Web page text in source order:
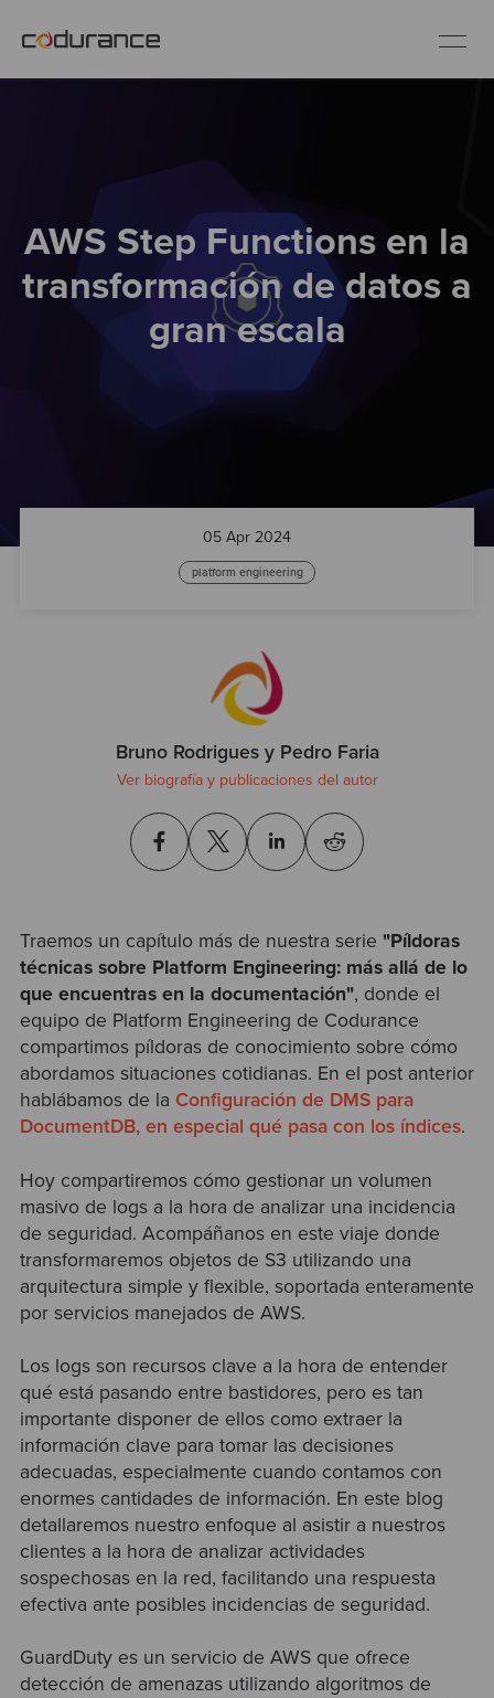
Servicios
Test
AWS Step Functions en la
transformación de datos a
gran escala
05 Apr 2024
platform engineering
Bruno Rodrigues y Pedro Faria
Ver biografía y publicaciones del autor
Traemos un capítulo más de nuestra serie "Píldoras
técnicas sobre Platform Engineering: más allá de lo
que encuentras en la documentación", donde el
equipo de Platform Engineering de Codurance
compartimos píldoras de conocimiento sobre cómo
abordamos situaciones cotidianas. En el post anterior
hablábamos de la Configuración de DMS para
DocumentDB, en especial qué pasa con los índices.
Hoy compartiremos cómo gestionar un volumen
masivo de logs a la hora de analizar una incidencia
de seguridad. Acompáñanos en este viaje donde
transformaremos objetos de S3 utilizando una
arquitectura simple y flexible, soportada enteramente
por servicios manejados de AWS.
Los logs son recursos clave a la hora de entender
qué está pasando entre bastidores, pero es tan
importante disponer de ellos como extraer la
información clave para tomar las decisiones
adecuadas, especialmente cuando contamos con
enormes cantidades de información. En este blog
detallaremos nuestro enfoque al asistir a nuestros
clientes a la hora de analizar actividades
sospechosas en la red, facilitando una respuesta
efectiva ante posibles incidencias de seguridad.
GuardDuty es un servicio de AWS que ofrece
detección de amenazas utilizando algoritmos de